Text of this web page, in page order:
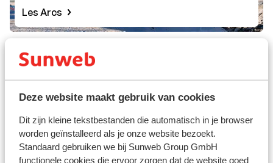
Deze website maakt gebruik van cookies
Dit zijn kleine tekstbestanden die automatisch in je browser
worden geïnstalleerd als je onze website bezoekt.
Standaard gebruiken we bij Sunweb Group GmbH
functionele cookies die ervoor zorgen dat de website goed
Les Arcs